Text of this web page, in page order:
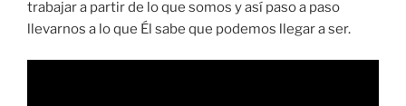
trabajar a partir de lo que somos y así paso a paso
llevarnos a lo que Él sabe que podemos llegar a ser.